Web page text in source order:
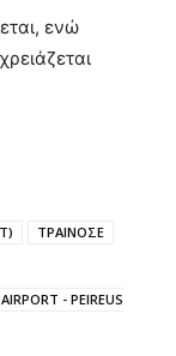
ενώ
ΤΡΑΙΝΟΣΕ
- PEIREUS